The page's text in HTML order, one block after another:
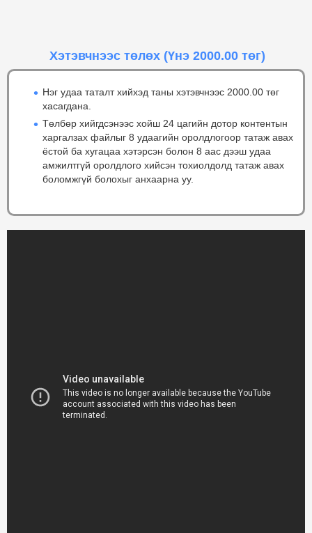
Хэтэвчнээс төлөх (Үнэ 2000.00 төг)
Нэг удаа таталт хийхэд таны хэтэвчнээс 2000.00 төг
хасагдана.
Төлбөр хийгдсэнээс хойш 24 цагийн дотор контентын
харгалзах файлыг 8 удаагийн оролдлогоор татаж авах
ёстой ба хугацаа хэтэрсэн болон 8 аас дээш удаа
амжилтгүй оролдлого хийсэн тохиолдолд татаж авах
боломжгүй болохыг анхаарна уу.